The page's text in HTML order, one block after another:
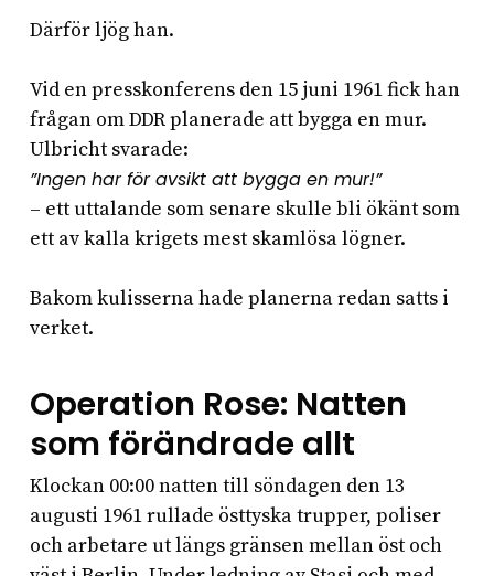
Därför ljög han.
Vid en presskonferens den 15 juni 1961 fick han
frågan om DDR planerade att bygga en mur.
Ulbricht svarade:
”Ingen har för avsikt att bygga en mur!”
– ett uttalande som senare skulle bli ökänt som
ett av kalla krigets mest skamlösa lögner.
Bakom kulisserna hade planerna redan satts i
verket.
Operation Rose: Natten
som förändrade allt
Klockan 00:00 natten till söndagen den 13
augusti 1961 rullade östtyska trupper, poliser
och arbetare ut längs gränsen mellan öst och